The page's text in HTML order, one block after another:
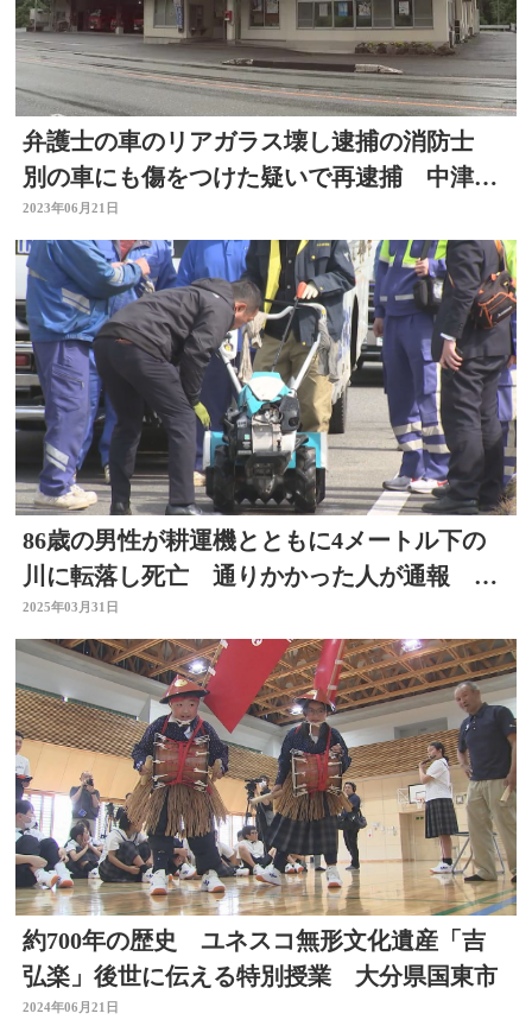
弁護士の車のリアガラス壊し逮捕の消防士
別の車にも傷をつけた疑いで再逮捕 中津
市・大分
2023年06月21日
86歳の男性が耕運機とともに4メートル下の
川に転落し死亡 通りかかった人が通報 大
分県中津市
2025年03月31日
約700年の歴史 ユネスコ無形文化遺産「吉
弘楽」後世に伝える特別授業 大分県国東市
2024年06月21日